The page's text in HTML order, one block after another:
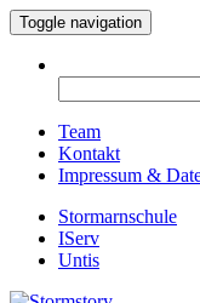
Toggle navigation
nach:
Team
Kontakt
Impressum &
Stormarnschule
IServ
Untis